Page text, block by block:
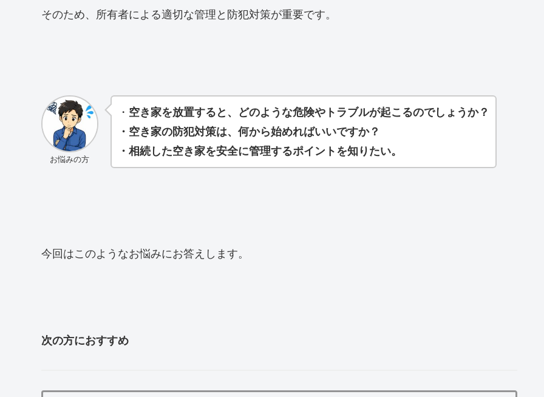
そのため、所有者による適切な管理と防犯対策が重要です。
お悩みの方
・ 空き家を放置すると、どのような危険やトラブルが起こるのでしょうか？
・空き家の防犯対策は、何から始めればいいですか？
・相続した空き家を安全に管理するポイントを知りたい。
今回はこのようなお悩みにお答えします。
次の方におすすめ